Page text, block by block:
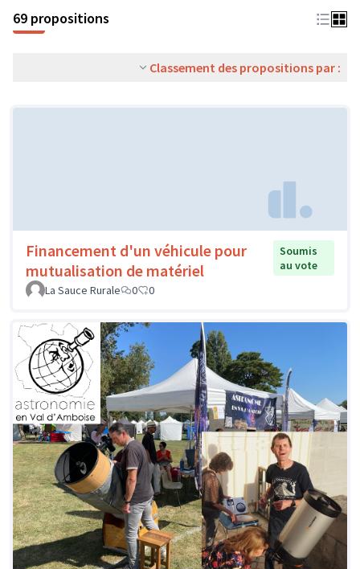
69 propositions
Classement des propositions par :
Financement d'un véhicule pour
mutualisation de matériel
Soumis
au vote
La Sauce Rurale
0 0